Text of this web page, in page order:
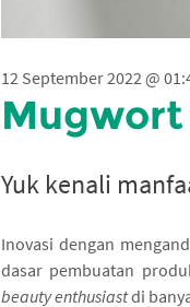
12 September 2022 @
Mugwort
Yuk kenali
Inovasi dengan
dasar pembuatan
beauty enthusiastdi